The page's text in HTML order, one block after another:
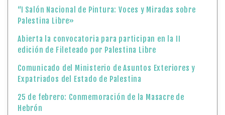
“I Salón Nacional de Pintura: Voces y Miradas sobre
Palestina Libre»
Abierta la convocatoria para participan en la II
edición de Fileteado por Palestina Libre
Comunicado del Ministerio de Asuntos Exteriores y
Expatriados del Estado de Palestina
25 de febrero: Conmemoración de la Masacre de
Hebrón